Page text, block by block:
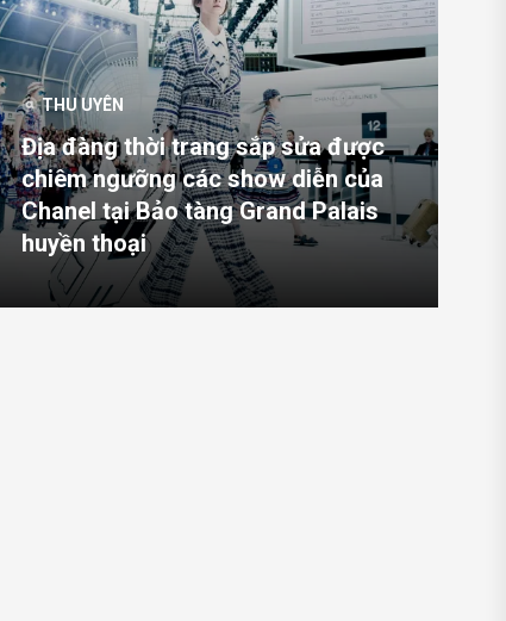
THU UYÊN
Địa đàng thời trang sắp sửa được
chiêm ngưỡng các show diễn của
Chanel tại Bảo tàng Grand Palais
huyền thoại